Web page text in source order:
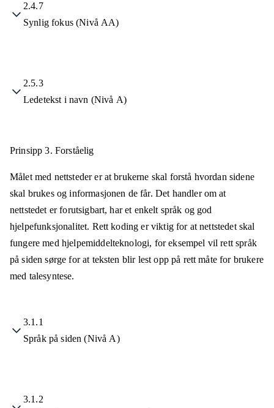
2.4.7
Synlig fokus (Nivå AA)
2.5.3
Ledetekst i navn (Nivå A)
Prinsipp 3. Forståelig
Målet med nettsteder er at brukerne skal forstå hvordan sidene
skal brukes og informasjonen de får. Det handler om at
nettstedet er forutsigbart, har et enkelt språk og god
hjelpefunksjonalitet. Rett koding er viktig for at nettstedet skal
fungere med hjelpemiddelteknologi, for eksempel vil rett språk
på siden sørge for at teksten blir lest opp på rett måte for brukere
med talesyntese.
3.1.1
Språk på siden (Nivå A)
3.1.2